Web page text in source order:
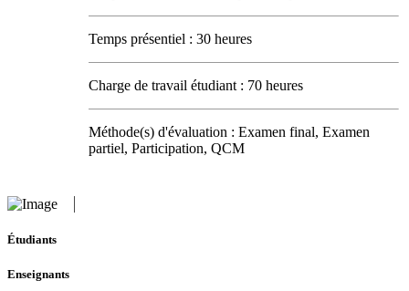
Temps présentiel : 30 heures
Charge de travail étudiant : 70 heures
Méthode(s) d'évaluation : Examen final, Examen
partiel, Participation, QCM
Étudiants
Enseignants